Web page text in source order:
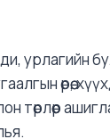
урлагийн
өрөө,
төрлөөр